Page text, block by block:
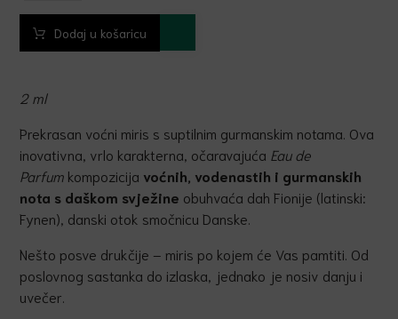
2 ml
Prekrasan voćni miris s suptilnim gurmanskim notama. Ova
inovativna, vrlo karakterna, očaravajuća Eau de
Parfum kompozicija voćnih, vodenastih i gurmanskih
nota s daškom svježine obuhvaća dah Fionije (latinski:
Fynen), danski otok smočnicu Danske.
Nešto posve drukčije – miris po kojem će Vas pamtiti. Od
poslovnog sastanka do izlaska, jednako je nosiv danju i
uvečer.
Dodaj u košaricu